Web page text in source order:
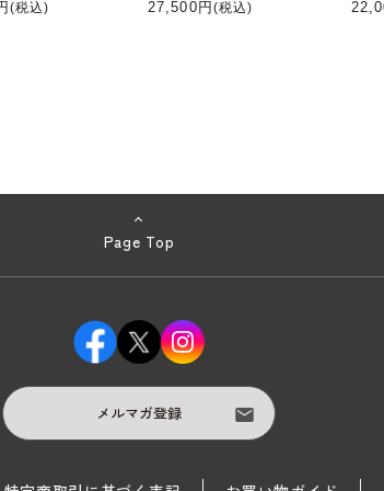
(税込) 27,500円 (税込)
Page Top
メルマガ登録